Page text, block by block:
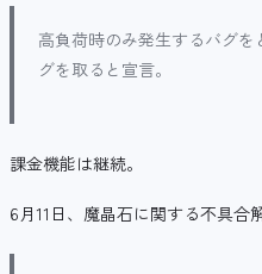
高負荷時のみ発生するバグ
グを取ると宣言。
課金機能は継続。
6月11日、魔晶石に関する不具合